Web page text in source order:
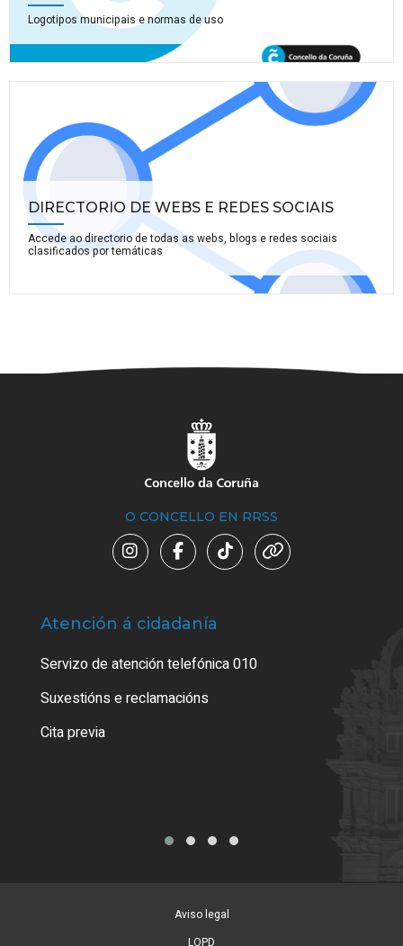
Logotipos municipais e normas de uso
DIRECTORIO DE WEBS E REDES SOCIAIS
Accede ao directorio de todas as webs, blogs e redes sociais
clasificados por temáticas
O CONCELLO EN RRSS
Atención á cidadanía
Servizo de atención telefónica 010
Suxestións e reclamacións
Cita previa
Aviso legal
LOPD